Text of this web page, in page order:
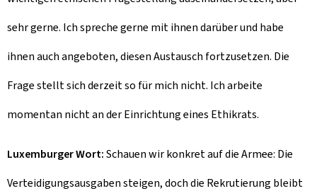
sehr gerne. Ich spreche gerne mit ihnen darüber und habe
ihnen auch angeboten, diesen Austausch fortzusetzen. Die
Frage stellt sich derzeit so für mich nicht. Ich arbeite
momentan nicht an der Einrichtung eines Ethikrats.
Luxemburger Wort:Schauen wir konkret auf die Armee: Die
Verteidigungsausgaben steigen, doch die Rekrutierung bleibt